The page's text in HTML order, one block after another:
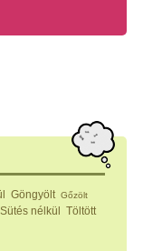
Göngyölt Gőzölt
Sütés nélkül Töltött